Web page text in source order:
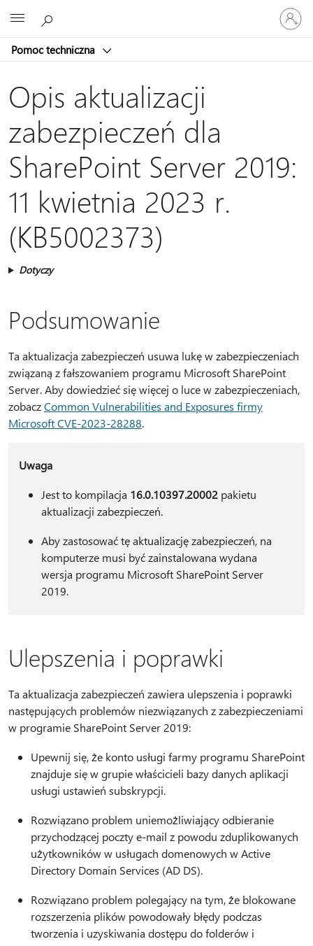
Pomoc techniczna
Zaloguj
się
do
konta
Opis aktualizacji
zabezpieczeń dla
SharePoint Server 2019:
11 kwietnia 2023 r.
(KB5002373)
Dotyczy
Podsumowanie
Ta aktualizacja zabezpieczeń usuwa lukę w zabezpieczeniach
związaną z fałszowaniem programu Microsoft SharePoint
Server. Aby dowiedzieć się więcej o luce w zabezpieczeniach,
zobaczCommon Vulnerabilities and Exposures firmy
Microsoft CVE-2023-28288.
Uwaga
Jest to kompilacja 16.0.10397.20002pakietu
aktualizacji zabezpieczeń.
Aby zastosować tę aktualizację zabezpieczeń, na
komputerze musi być zainstalowana wydana
wersja programu Microsoft SharePoint Server
2019.
Ulepszenia i poprawki
Ta aktualizacja zabezpieczeń zawiera ulepszenia i poprawki
następujących problemów niezwiązanych z zabezpieczeniami
w programie SharePoint Server 2019:
Upewnij się, że konto usługi farmy programu SharePoint
znajduje się w grupie właścicieli bazy danych aplikacji
usługi ustawień subskrypcji.
Rozwiązano problem uniemożliwiający odbieranie
przychodzącej poczty e-mail z powodu zduplikowanych
użytkowników w usługach domenowych w Active
Directory Domain Services (AD DS).
Rozwiązano problem polegający na tym, że blokowane
rozszerzenia plików powodowały błędy podczas
tworzenia i uzyskiwania dostępu do folderów i